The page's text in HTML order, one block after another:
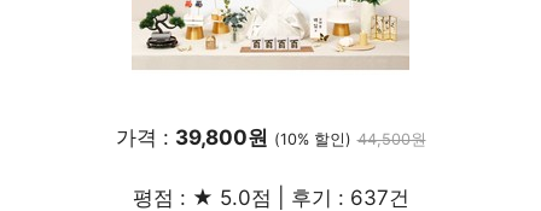
가격 : 39,800원 (10% 할인) 44,500원
평점 : ★ 5.0점 | 후기 : 637건